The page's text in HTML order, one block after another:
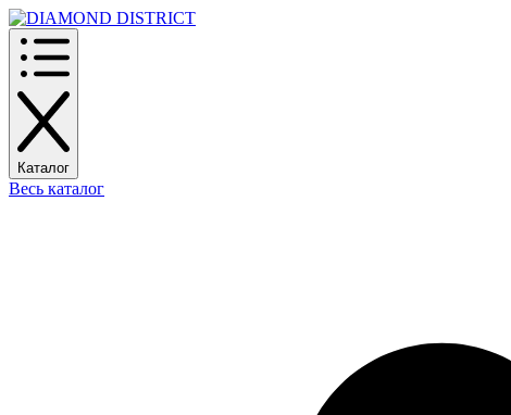
Каталог
Весь каталог